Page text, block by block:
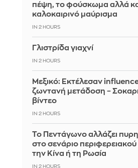
πέψη, το φούσκωμα αλλά
καλοκαιρινό μαύρισμα
IN 2 HOURS
Γλιστρίδα γιαχνί
IN 2 HOURS
Μεξικό: Εκτέλεσαν
ζωντανή μετάδοση –
βίντεο
IN 2 HOURS
Το Πεντάγωνο αλλάζει
στο σενάριο
την Κίνα ή τη Ρωσία
IN 2 HOURS